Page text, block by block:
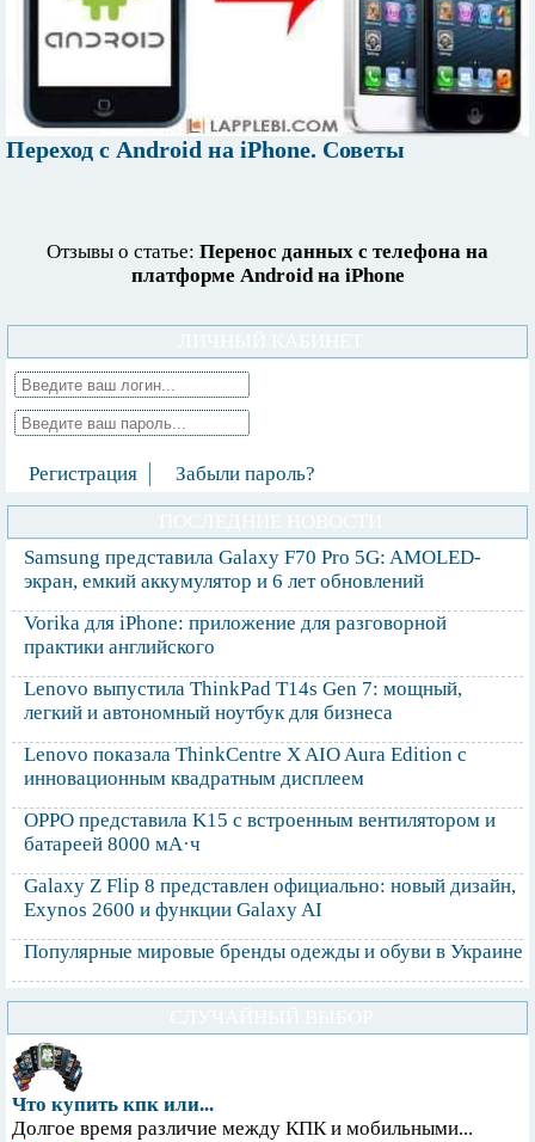
Переход с Android на iPhone. Советы
Отзывы о статье: Перенос данных с телефона на
платформе Android на iPhone
Регистрация Забыли пароль?
Samsung представила Galaxy F70 Pro 5G: AMOLED-
экран, емкий аккумулятор и 6 лет обновлений
Vorika для iPhone: приложение для разговорной
практики английского
Lenovo выпустила ThinkPad T14s Gen 7: мощный,
легкий и автономный ноутбук для бизнеса
Lenovo показала ThinkCentre X AIO Aura Edition с
инновационным квадратным дисплеем
OPPO представила K15 с встроенным вентилятором и
батареей 8000 мА·ч
Galaxy Z Flip 8 представлен официально: новый дизайн,
Exynos 2600 и функции Galaxy AI
Популярные мировые бренды одежды и обуви в Украине
Что купить кпк или...
Долгое время различие между КПК и мобильными...